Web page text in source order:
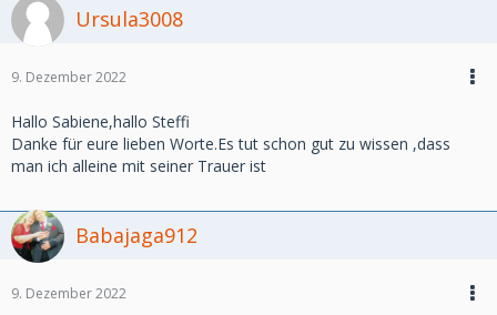
Ursula3008
9. Dezember 2022
Hallo Sabiene,hallo Steffi
Danke für eure lieben Worte.Es tut schon gut zu wissen ,dass
man ich alleine mit seiner Trauer ist
Babajaga912
9. Dezember 2022